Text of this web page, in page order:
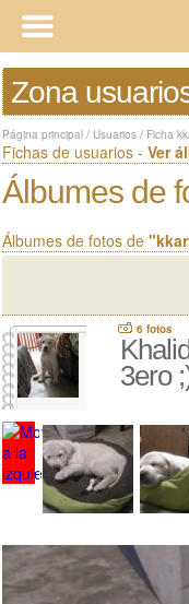
Zona
Página principal / Usuarios / Ficha
Fichas de usuarios - Ver
Álbumes de
Álbumes de fotos de
6 fotos
3ero